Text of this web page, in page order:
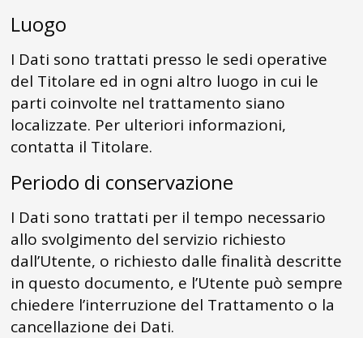
Luogo
I Dati sono trattati presso le sedi operative
del Titolare ed in ogni altro luogo in cui le
parti coinvolte nel trattamento siano
localizzate. Per ulteriori informazioni,
contatta il Titolare.
Periodo di conservazione
I Dati sono trattati per il tempo necessario
allo svolgimento del servizio richiesto
dall’Utente, o richiesto dalle finalità descritte
in questo documento, e l’Utente può sempre
chiedere l’interruzione del Trattamento o la
cancellazione dei Dati.